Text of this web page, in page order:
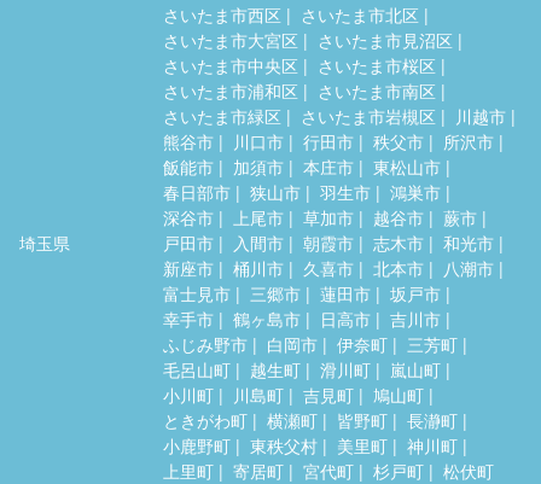
埼玉県
さいたま市西区
さいたま市北区
さいたま市大宮区
さいたま市見沼区
さいたま市中央区
さいたま市桜区
さいたま市浦和区
さいたま市南区
さいたま市緑区
さいたま市岩槻区
川越市
熊谷市
川口市 行田市 秩父市
所沢市
飯能市
加須市 本庄市
東松山市
春日部市
狭山市 羽生市
鴻巣市
深谷市
上尾市 草加市 越谷市
蕨市
戸田市
入間市 朝霞市 志木市
和光市
新座市
桶川市 久喜市 北本市
八潮市
富士見市
三郷市 蓮田市
坂戸市
幸手市
鶴ヶ島市 日高市
吉川市
ふじみ野市
白岡市 伊奈町
三芳町
毛呂山町
越生町 滑川町
嵐山町
小川町
川島町 吉見町
鳩山町
ときがわ町
横瀬町 皆野町
長瀞町
小鹿野町
東秩父村 美里町
神川町
上里町
寄居町 宮代町 杉戸町 松伏町